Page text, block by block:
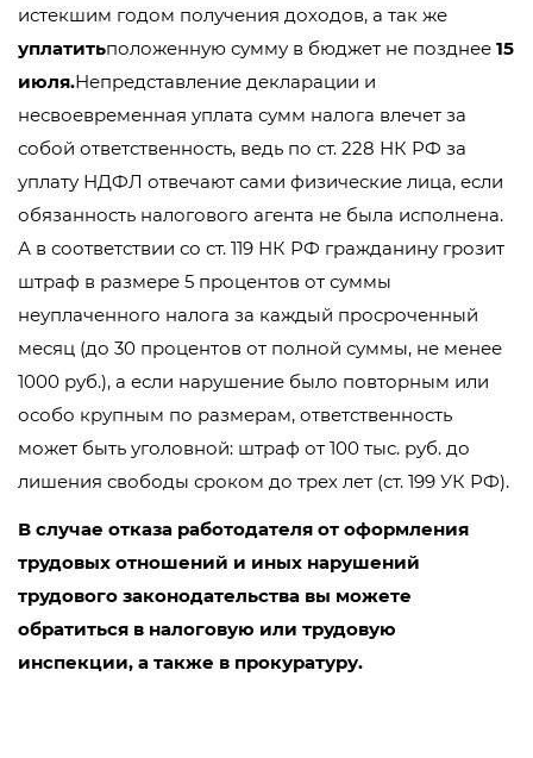
истекшим годом получения доходов, а так же
уплатитьположенную сумму в бюджет не позднее 15
июля.Непредставление декларации и
несвоевременная уплата сумм налога влечет за
собой ответственность, ведь по ст. 228 НК РФ за
уплату НДФЛ отвечают сами физические лица, если
обязанность налогового агента не была исполнена.
А в соответствии со ст. 119 НК РФ гражданину грозит
штраф в размере 5 процентов от суммы
неуплаченного налога за каждый просроченный
месяц (до 30 процентов от полной суммы, не менее
1000 руб.), а если нарушение было повторным или
особо крупным по размерам, ответственность
может быть уголовной: штраф от 100 тыс. руб. до
лишения свободы сроком до трех лет (ст. 199 УК РФ).
В случае отказа работодателя от оформления
трудовых отношений и иных нарушений
трудового законодательства вы можете
обратиться в налоговую или трудовую
инспекции, а также в прокуратуру.